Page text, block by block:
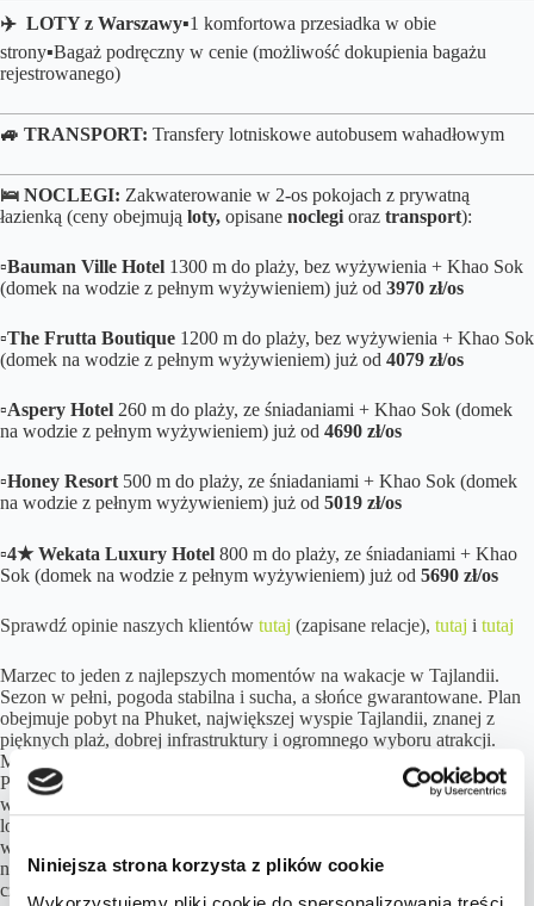
Niniejsza strona korzysta z plików cookie
✈️ LOTY z Warszawy▪️1 komfortowa przesiadka w obie
strony▪️Bagaż podręczny w cenie (możliwość dokupienia bagażu
rejestrowanego)
🚙 TRANSPORT: Transfery lotniskowe autobusem wahadłowym
🛌 NOCLEGI: Zakwaterowanie w 2-os pokojach z prywatną
łazienką (ceny obejmują loty, opisane noclegi oraz transport):
▫️Bauman Ville Hotel 1300 m do plaży, bez wyżywienia + Khao Sok
(domek na wodzie z pełnym wyżywieniem) już od 3970 zł/os
▫️The Frutta Boutique 1200 m do plaży, bez wyżywienia + Khao Sok
(domek na wodzie z pełnym wyżywieniem) już od 4079 zł/os
▫️Aspery Hotel 260 m do plaży, ze śniadaniami + Khao Sok (domek
na wodzie z pełnym wyżywieniem) już od 4690 zł/os
▫️Honey Resort 500 m do plaży, ze śniadaniami + Khao Sok (domek
na wodzie z pełnym wyżywieniem) już od 5019 zł/os
▫️4★ Wekata Luxury Hotel 800 m do plaży, ze śniadaniami + Khao
Sok (domek na wodzie z pełnym wyżywieniem) już od 5690 zł/os
Sprawdź opinie naszych klientów tutaj (zapisane relacje), tutaj i tutaj
Marzec to jeden z najlepszych momentów na wakacje w Tajlandii.
Sezon w pełni, pogoda stabilna i sucha, a słońce gwarantowane. Plan
obejmuje pobyt na Phuket, największej wyspie Tajlandii, znanej z
pięknych plaż, dobrej infrastruktury i ogromnego wyboru atrakcji.
Można tu leniwie spędzać dni na Kata czy Karon Beach, popłynąć na
Phi Phi lub James Bond Island, zrelaksować się w tajskim spa albo
wybrać się na wieczorny street food tour i spróbować autentycznych
lokalnych smaków. Do tego dochodzi wyjątkowa, dwudniowa
wycieczka do Parku Narodowego Khao Sok, uważanego za jedno z
najpiękniejszych miejsc w całej Azji Południowo-Wschodniej. Tam
czeka nocleg w domku unoszącym się na jeziorze Cheow Lan,